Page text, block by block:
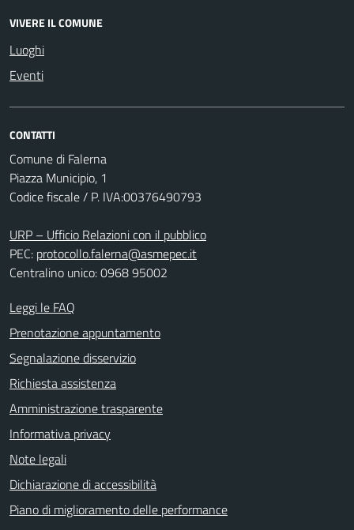
VIVERE IL COMUNE
Luoghi
Eventi
CONTATTI
Comune di Falerna
Piazza Municipio, 1
Codice fiscale / P. IVA:00376490793
URP – Ufficio Relazioni con il pubblico
PEC: protocollo.falerna@asmepec.it
Centralino unico: 0968 95002
Leggi le FAQ
Prenotazione appuntamento
Segnalazione disservizio
Richiesta assistenza
Amministrazione trasparente
Informativa privacy
Note legali
Dichiarazione di accessibilità
Piano di miglioramento delle performance